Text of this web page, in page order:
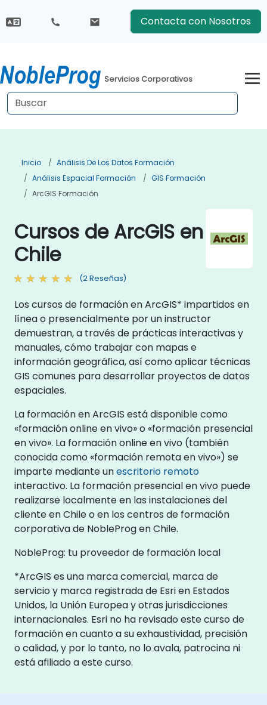
Contacta con Nosotros
Servicios Corporativos
Inicio
Análisis De Los Datos Formación
Análisis Espacial Formación
GIS Formación
ArcGIS Formación
Cursos de ArcGIS en
Chile
(2 Reseñas)
Los cursos de formación en ArcGIS* impartidos en
línea o presencialmente por un instructor
demuestran, a través de prácticas interactivas y
manuales, cómo trabajar con mapas e
información geográfica, así como aplicar técnicas
GIS comunes para desarrollar proyectos de datos
espaciales.
La formación en ArcGIS está disponible como
«formación online en vivo» o «formación presencial
en vivo». La formación online en vivo (también
conocida como «formación remota en vivo») se
imparte mediante unescritorio remoto
interactivo. La formación presencial en vivo puede
realizarse localmente en las instalaciones del
cliente en Chile o en los centros de formación
corporativa de NobleProg en Chile.
NobleProg: tu proveedor de formación local
*ArcGIS es una marca comercial, marca de
servicio y marca registrada de Esri en Estados
Unidos, la Unión Europea y otras jurisdicciones
internacionales. Esri no ha revisado este curso de
formación en cuanto a su exhaustividad, precisión
o calidad, y por lo tanto, no lo avala, patrocina ni
está afiliado a este curso.